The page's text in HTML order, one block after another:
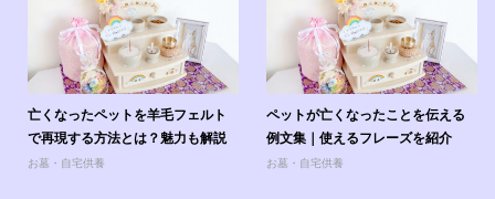
亡くなったペットを羊毛フェルト
で再現する方法とは？魅力も解説
お墓・自宅供養
ペットが亡くなったことを伝える
例文集｜使えるフレーズを紹介
お墓・自宅供養